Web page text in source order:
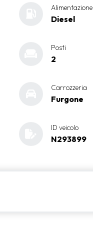
Alimentazione
Diesel
Posti
2
Carrozzeria
Furgone
ID veicolo
N293899